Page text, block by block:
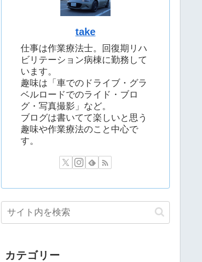
take
仕事は作業療法士。回復期リハ
ビリテーション病棟に勤務して
います。
趣味は「車でのドライブ・グラ
ベルロードでのライド・ブロ
グ・写真撮影」など。
ブログは書いてて楽しいと思う
趣味や作業療法のこと中心で
す。
カテゴリー